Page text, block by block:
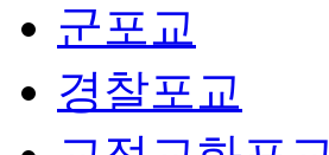
군포교
경찰포교